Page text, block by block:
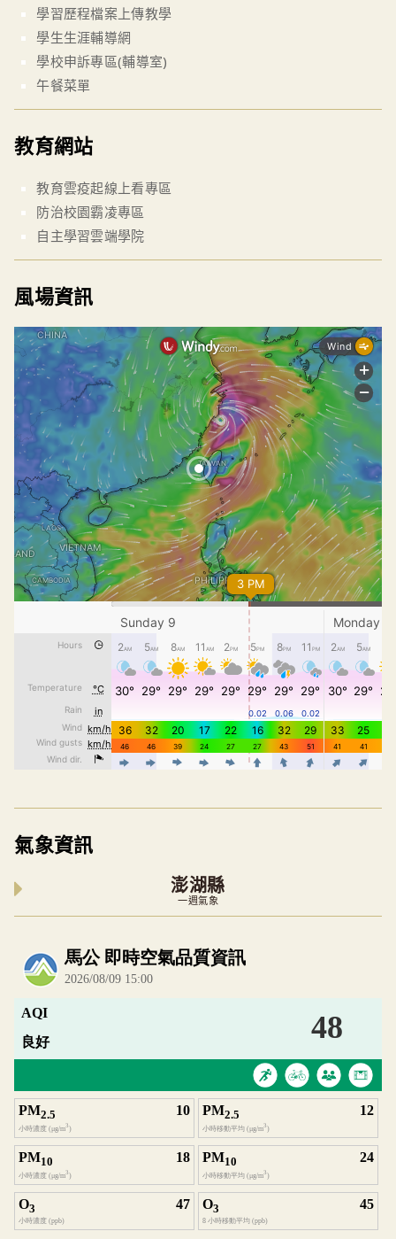
學習歷程檔案上傳教學
學生生涯輔導網
學校申訴專區(輔導室)
午餐菜單
教育網站
教育雲疫起線上看專區
防治校園霸凌專區
自主學習雲端學院
風場資訊
氣象資訊
澎湖縣
一週氣象
內嵌空氣品質小工具為視覺預覽，完整即時空